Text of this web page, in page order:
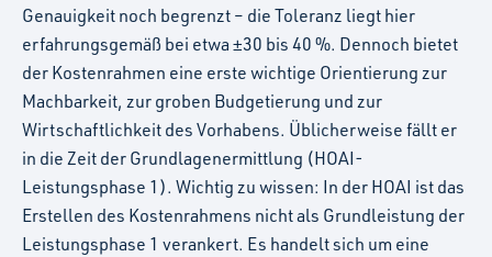
Genauigkeit noch begrenzt – die Toleranz liegt hier
erfahrungsgemäß bei etwa ±30 bis 40 %. Dennoch bietet
der Kostenrahmen eine erste wichtige Orientierung zur
Machbarkeit, zur groben Budgetierung und zur
Wirtschaftlichkeit des Vorhabens. Üblicherweise fällt er
in die Zeit der Grundlagenermittlung (HOAI-
Leistungsphase 1). Wichtig zu wissen: In der HOAI ist das
Erstellen des Kostenrahmens nicht als Grundleistung der
Leistungsphase 1 verankert. Es handelt sich um eine